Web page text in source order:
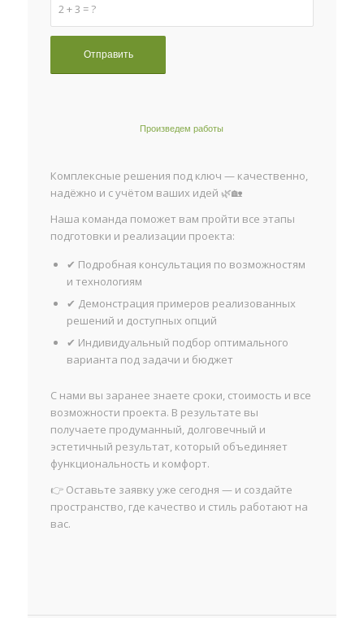
2 + 3 = ?
Произведем работы
Комплексные решения под ключ — качественно,
надёжно и с учётом ваших идей 🌿🏡
Наша команда поможет вам пройти все этапы
подготовки и реализации проекта:
✔ Подробная консультация по возможностям
и технологиям
✔ Демонстрация примеров реализованных
решений и доступных опций
✔ Индивидуальный подбор оптимального
варианта под задачи и бюджет
С нами вы заранее знаете сроки, стоимость и все
возможности проекта. В результате вы
получаете продуманный, долговечный и
эстетичный результат, который объединяет
функциональность и комфорт.
👉 Оставьте заявку уже сегодня — и создайте
пространство, где качество и стиль работают на
вас.